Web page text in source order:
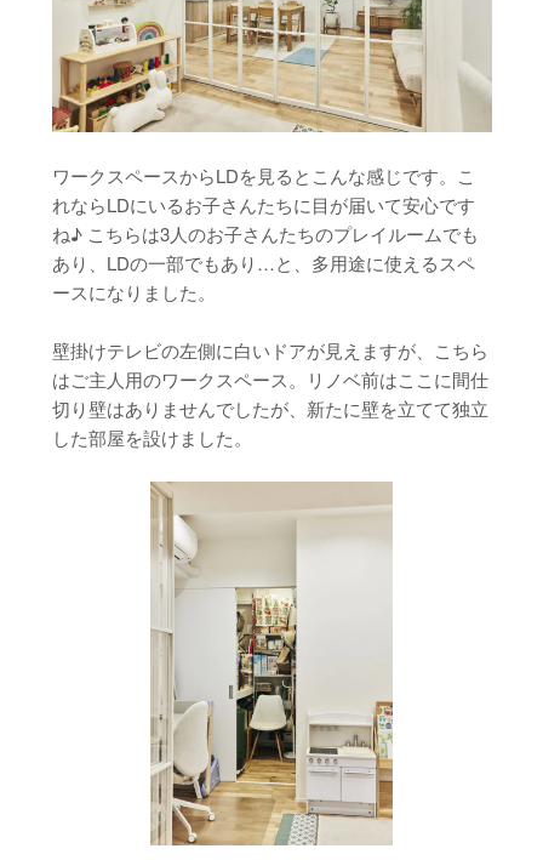
ワークスペースからLDを見るとこんな感じです。こ
れならLDにいるお子さんたちに目が届いて安心です
ね♪ こちらは3人のお子さんたちのプレイルームでも
あり、LDの一部でもあり…と、多用途に使えるスペ
ースになりました。
壁掛けテレビの左側に白いドアが見えますが、こちら
はご主人用のワークスペース。リノベ前はここに間仕
切り壁はありませんでしたが、新たに壁を立てて独立
した部屋を設けました。